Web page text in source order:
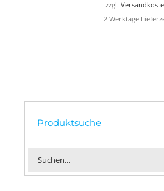
zzgl.
2 Werktage
Produktsuche